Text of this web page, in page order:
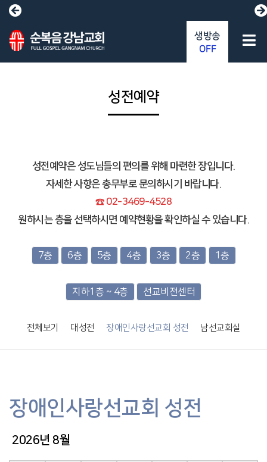
성전예약
성전예약은 성도님들의 편의를 위해 마련한 장입니다.
자세한 사항은 총무부로 문의하시기 바랍니다.
☎ 02-3469-4528
원하시는 층을 선택하시면 예약현황을 확인하실 수 있습니다.
7층 6층 5층 4층 3층 2층 1층
지하1층 ~ 4층 선교비전센터
전체보기 대성전 장애인사랑선교회 성전 남선교회실
장애인사랑선교회 성전
2026년 8월
생방송
OFF